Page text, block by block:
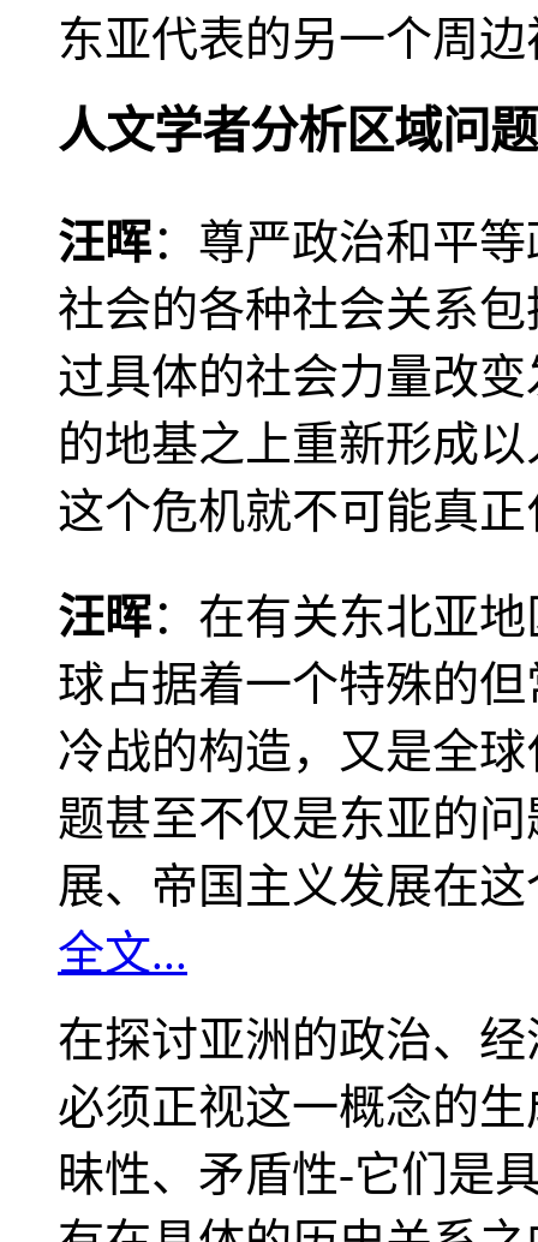
东亚代表的另一个周
人文学者分析区域问题
汪晖：尊严政治和平
社会的各种社会关系
过具体的社会力量改
的地基之上重新形成
这个危机就不可能真
汪晖：在有关东北亚
球占据着一个特殊的
冷战的构造，又是全
题甚至不仅是东亚的
展、帝国主义发展在
全文...
在探讨亚洲的政治、
必须正视这一概念的
昧性、矛盾性-它们是